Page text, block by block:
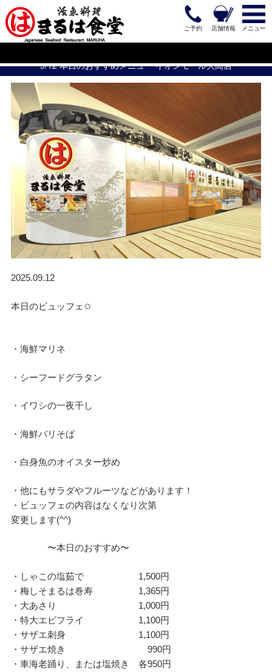
メニュー
店舗情報
ご予約
9/12 本日のおすすめメニュー イオンモール大高店
2025.09.12
本日のビュッフェ✩
・海鮮マリネ
・シーフードグラタン
・イワシの一夜干し
・海鮮バリそば
・白身魚のオイスター炒め
・他にもサラダやフルーツなどがあります！
・ビュッフェの内容はなくなり次第
変更します(^^)
〜本日のおすすめ〜
・しゃこの塩茹で 1,500円
・梅しそまるは巻寿 1,365円
・大あさり 1,000円
・特大エビフライ 1,100円
・サザエ刺身 1,100円
・サザエ焼き 990円
・車海老踊り、または塩焼き 各950円